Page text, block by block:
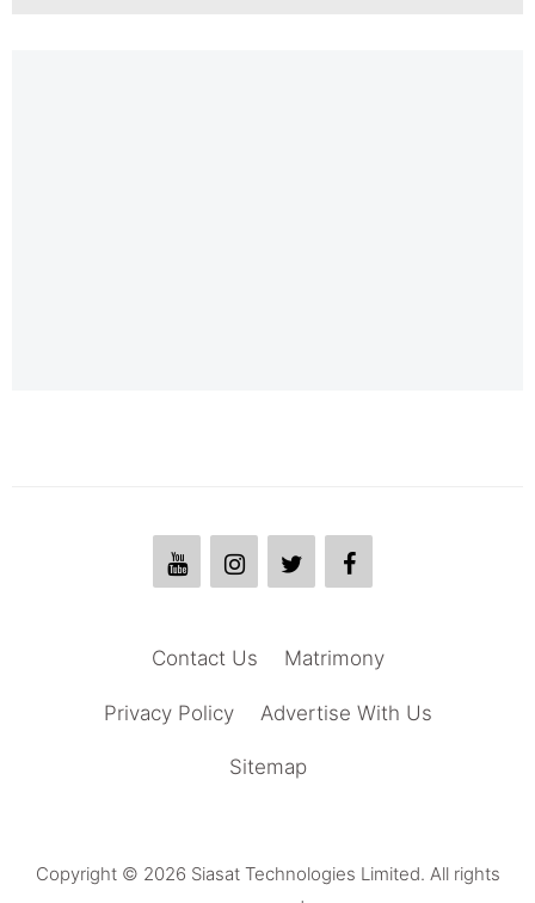
Matrimony
Contact Us
Advertise With Us
Privacy Policy
Sitemap
Copyright © 2026 Siasat Technologies Limited. All rights